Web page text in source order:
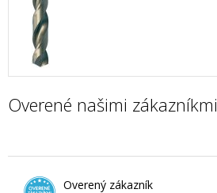
Overené našimi zákazníkmi
Overený zákazník